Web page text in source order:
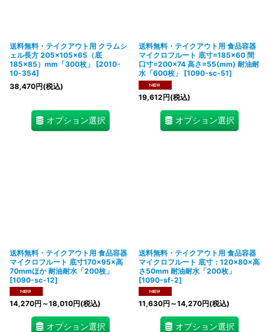
送料無料・テイクアウト用 クラムシ
ェル長方 205×105×65（底
185×85）mm「300枚」
[2010-
10-354]
38,470円(税込)
オプション選択
送料無料・テイクアウト用 食品容器
マイクロフルート 底寸=185×60 間
口寸=200×74 高さ=55(mm) 耐油耐
水「600枚」
[1090-sc-51]
19,612円(税込)
オプション選択
送料無料・テイクアウト用 食品容器
マイクロフルート 底寸170×95×高
70mmほか 耐油耐水「200枚」
[1090-sc-12]
14,270円 ～18,010円(税込)
オプション選択
送料無料・テイクアウト用 食品容器
マイクロフルート 底寸：120×80×高
さ50mm 耐油耐水「200枚」
[1090-sf-2]
11,630円 ～14,270円(税込)
オプション選択